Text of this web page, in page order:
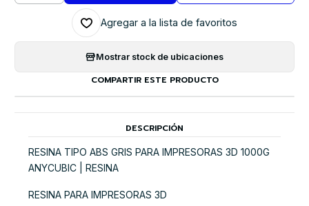
Agregar a la lista de favoritos
Mostrar stock de ubicaciones
COMPARTIR ESTE PRODUCTO
DESCRIPCIÓN
RESINA TIPO ABS GRIS PARA IMPRESORAS 3D 1000G
ANYCUBIC | RESINA
RESINA PARA IMPRESORAS 3D